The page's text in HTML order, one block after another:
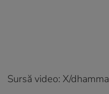
Sursă video: X/